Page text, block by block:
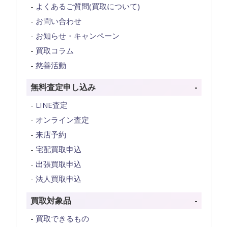
よくあるご質問(買取について)
お問い合わせ
お知らせ・キャンペーン
買取コラム
慈善活動
無料査定申し込み
LINE査定
オンライン査定
来店予約
宅配買取申込
出張買取申込
法人買取申込
買取対象品
買取できるもの